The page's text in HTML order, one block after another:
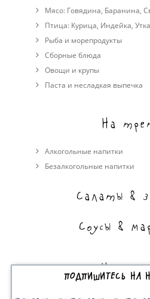
Мясо: Говядина, Баранина,
Птица: Курица, Индейка, Утка
Рыба и морепродукты
Сборные блюда
Овощи и крупы
Паста и несладкая выпечка
На
Алкогольные напитки
Безалкогольные напитки
Салаты &
Соусы &
На
Торты, пирожные, выпечка
ПОДПИШИТЕСЬ НА